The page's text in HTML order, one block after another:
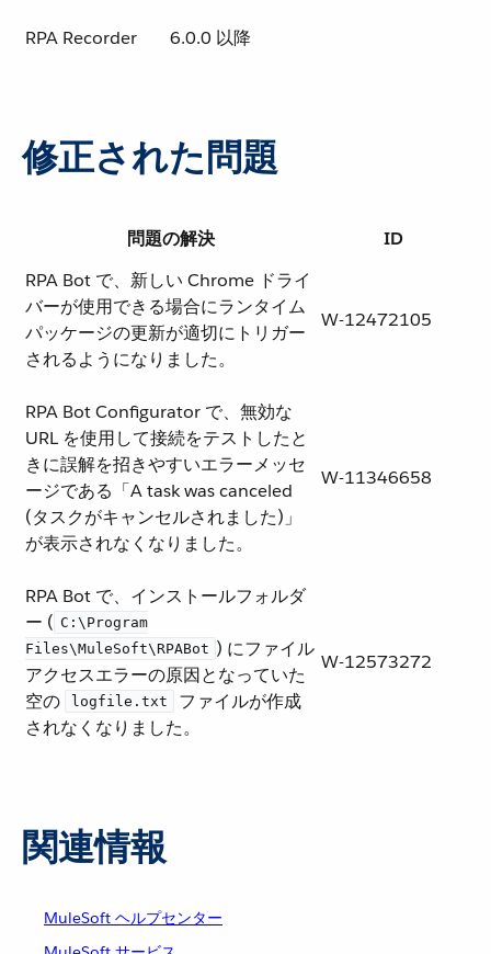
RPA Recorder 6.0.0 以降
修正された問題
問題の解決
ID
RPA Bot で、新しい Chrome ドライ
バーが使用できる場合にランタイム
パッケージの更新が適切にトリガー
されるようになりました。
W-12472105
RPA Bot Configurator で、無効な
URL を使用して接続をテストしたと
きに誤解を招きやすいエラーメッセ
ージである「A task was canceled
(タスクがキャンセルされました)」
が表示されなくなりました。
W-11346658
RPA Bot で、インストールフォルダ
ー (​ C:\Program
Files\MuleSoft\RPABot ​) にファイル
アクセスエラーの原因となっていた
空の ​
logfile.txt
​ ファイルが作成
されなくなりました。
W-12573272
関連情報
MuleSoft ヘルプセンター